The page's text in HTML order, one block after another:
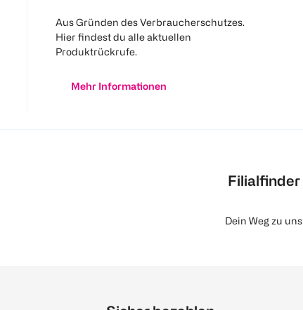
Aus Gründen des Verbraucherschutzes.
Hier findest du alle aktuellen
Produktrückrufe.
Mehr Informationen
Filialfinder
Dein Weg zu uns